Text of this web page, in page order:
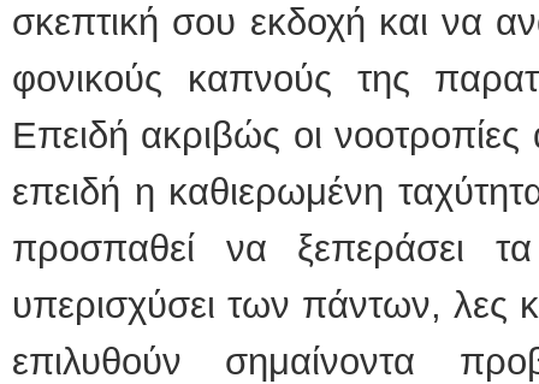
σκεπτική σου εκδοχή και να
φονικούς καπνούς της
Επειδή ακριβώς οι
επειδή η καθιερωμένη
προσπαθεί να ξεπεράσει
υπερισχύσει των πάντων, λες
επιλυθούν σημαίνοντα